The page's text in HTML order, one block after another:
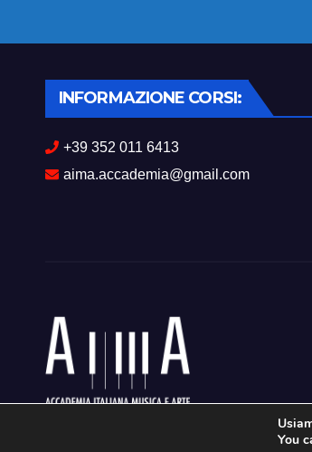
INFORMAZIONE CORSI:
+39 352 011 6413
aima.accademia@gmail.com
You